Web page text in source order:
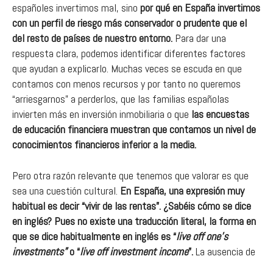
españoles invertimos mal, sino por qué en España invertimos
con un perfil de riesgo más conservador o prudente que el
del resto de países de nuestro entorno. Para dar una
respuesta clara, podemos identificar diferentes factores
que ayudan a explicarlo. Muchas veces se escuda en que
contamos con menos recursos y por tanto no queremos
“arriesgarnos” a perderlos, que las familias españolas
invierten más en inversión inmobiliaria o que las encuestas
de educación financiera muestran que contamos un nivel de
conocimientos financieros inferior a la media.
Pero otra razón relevante que tenemos que valorar es que
sea una cuestión cultural. En España, una expresión muy
habitual es decir “vivir de las rentas”. ¿Sabéis cómo se dice
en inglés? Pues no existe una traducción literal, la forma en
que se dice habitualmente en inglés es “live off one’s
investments”o “live off investment income”.La ausencia de